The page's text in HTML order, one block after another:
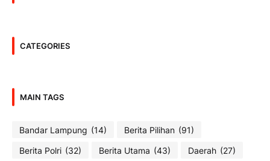
CATEGORIES
MAIN TAGS
Bandar Lampung (14) Berita Pilihan (91)
Berita Polri (32) Berita Utama (43) Daerah (27)